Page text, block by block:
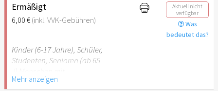
Ermäßigt
6,00 €(inkl. VVK-Gebühren)
Aktuell nicht
verfügbar
Was
bedeutet das?
Kinder (6-17 Jahre), Schüler,
Studenten, Senioren (ab 65
Behinderung (ab 50%),
Mehr anzeigen